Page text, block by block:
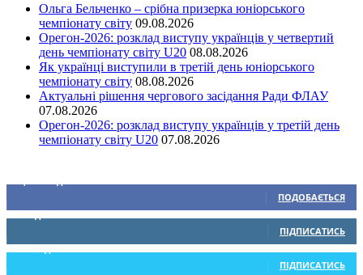
Ольга Бельченко – срібна призерка юніорського
чемпіонату світу 09.08.2026
Орегон-2026: розклад виступу українців у четвертий
день чемпіонату світу U20 08.08.2026
Як українці виступили в третій день юніорського
чемпіонату світу 08.08.2026
Актуальні рішення чергового засідання Ради ФЛАУ
07.08.2026
Орегон-2026: розклад виступу українців у третій день
чемпіонату світу U20 07.08.2026
ПОДОБАЄТЬСЯ
0 Підписників
ПІДПИСАТИСЬ
234 Підписників
ПІДПИСАТИСЬ